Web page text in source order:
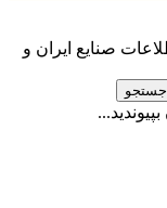
صنایع ایران و